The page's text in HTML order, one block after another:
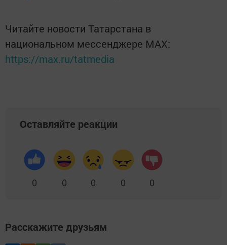
Читайте новости Татарстана в
национальном мессенджере MАХ:
https://max.ru/tatmedia
Оставляйте реакции
0 0 0 0 0
Расскажите друзьям